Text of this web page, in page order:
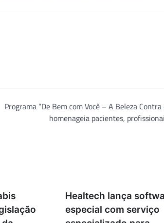
Programa “De Bem com Você – A Beleza Contra
homenageia pacientes,
Healtech lança
especial com serviço